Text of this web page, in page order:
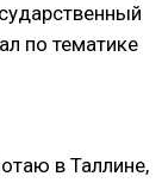
по тематике
в Таллине,